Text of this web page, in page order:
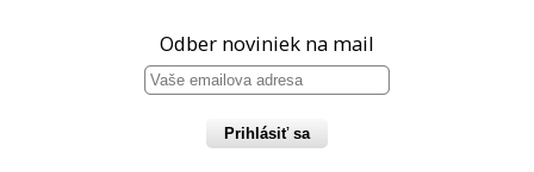
Odber noviniek na mail
Prihlásiť sa